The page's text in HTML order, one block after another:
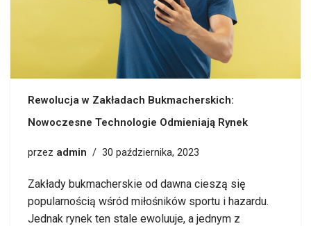
Rewolucja w Zakładach Bukmacherskich:
Nowoczesne Technologie Odmieniają Rynek
przez admin 30 października, 2023
Zakłady bukmacherskie od dawna cieszą się
popularnością wśród miłośników sportu i hazardu.
Jednak rynek ten stale ewoluuje, a jednym z